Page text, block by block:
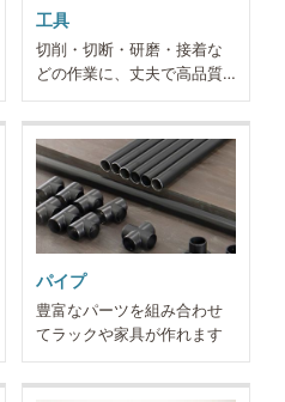
工具
切削・切断・研磨・接着な
どの作業に、丈夫で高品質
な工具
パイプ
豊富なパーツを組み合わせ
てラックや家具が作れます